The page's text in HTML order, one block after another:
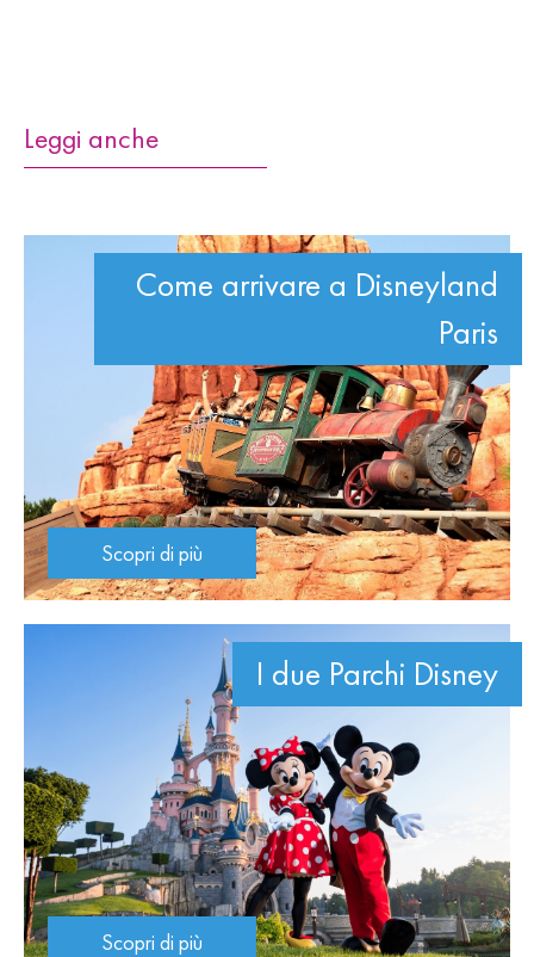
Leggi anche
Come arrivare a Disneyland
Paris
Scopri di più
I due Parchi Disney
Scopri di più